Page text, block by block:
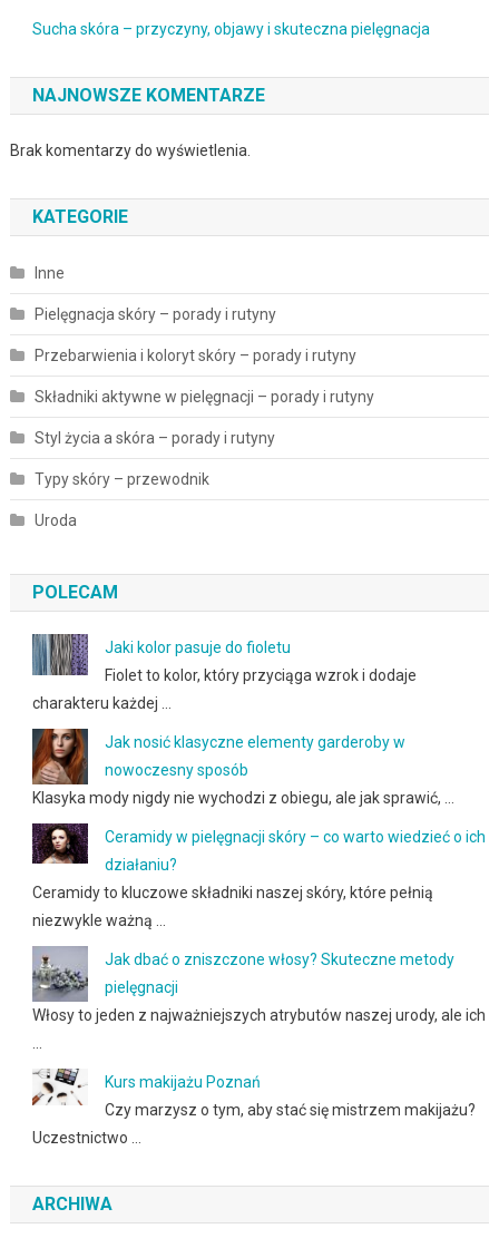
Sucha skóra – przyczyny, objawy i skuteczna pielęgnacja
NAJNOWSZE KOMENTARZE
Brak komentarzy do wyświetlenia.
KATEGORIE
Inne
Pielęgnacja skóry – porady i rutyny
Przebarwienia i koloryt skóry – porady i rutyny
Składniki aktywne w pielęgnacji – porady i rutyny
Styl życia a skóra – porady i rutyny
Typy skóry – przewodnik
Uroda
POLECAM
Jaki kolor pasuje do fioletu
Fiolet to kolor, który przyciąga wzrok i dodaje
charakteru każdej …
Jak nosić klasyczne elementy garderoby w
nowoczesny sposób
Klasyka mody nigdy nie wychodzi z obiegu, ale jak sprawić, …
Ceramidy w pielęgnacji skóry – co warto wiedzieć o ich
działaniu?
Ceramidy to kluczowe składniki naszej skóry, które pełnią
niezwykle ważną …
Jak dbać o zniszczone włosy? Skuteczne metody
pielęgnacji
Włosy to jeden z najważniejszych atrybutów naszej urody, ale ich
Kurs makijażu Poznań
Czy marzysz o tym, aby stać się mistrzem makijażu?
Uczestnictwo …
ARCHIWA